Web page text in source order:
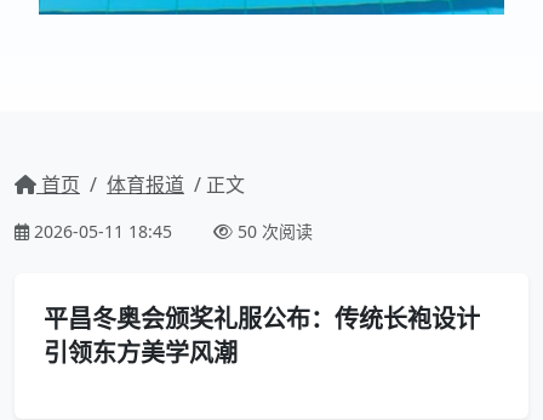
首页 / 体育报道 / 正文
2026-05-11 18:45 50 次阅读
平昌冬奥会颁奖礼服公布：传统长袍设计
引领东方美学风潮